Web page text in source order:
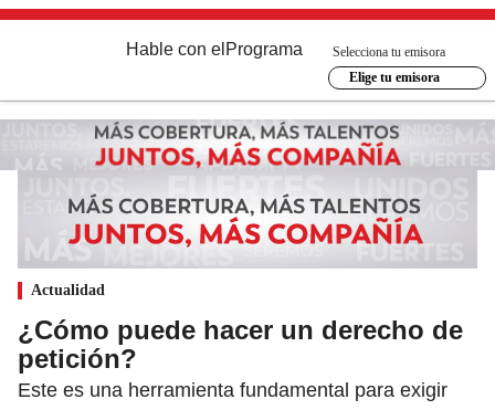
Hable con el Programa
Selecciona tu emisora
Elige tu emisora
Actualidad
¿Cómo puede hacer un derecho de
petición?
Este es una herramienta fundamental para exigir